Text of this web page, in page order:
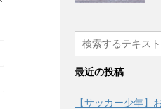
最近の投稿
【サッカー少年】